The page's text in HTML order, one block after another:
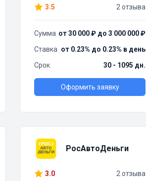
3.5 2 отзыва
Сумма от 30 000 ₽ до 3 000 000 ₽
Ставка от 0.23% до 0.23% в день
Срок
30 - 1095 дн.
Оформить заявку
РосАвтоДеньги
3.0 2 отзыва